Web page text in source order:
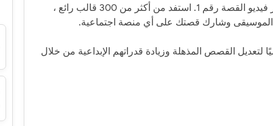
أنشئ قصصًا مدهشة باستخدام موجو - محرر فيديو القصة رقم 1. استفد من أكثر من 300 قالب رائع ،
موجو يوميًا لتعديل القصص المذهلة وزيادة قدراتهم الإبداعية من خلال